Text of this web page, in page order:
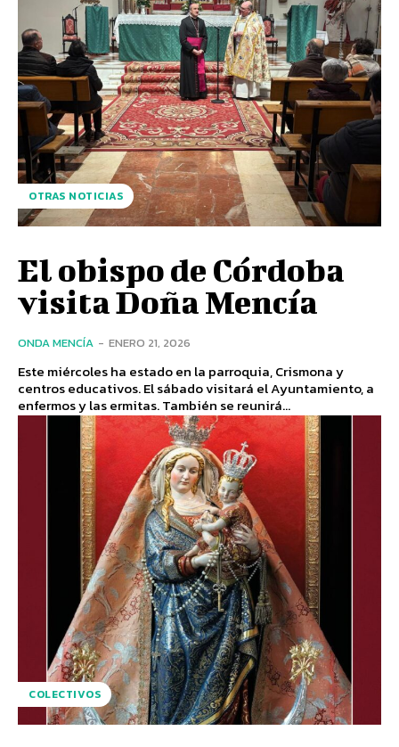
OTRAS NOTICIAS
El obispo de Córdoba
visita Doña Mencía
ONDA MENCÍA - ENERO 21, 2026
Este miércoles ha estado en la parroquia, Crismona y
centros educativos. El sábado visitará el Ayuntamiento, a
enfermos y las ermitas. También se reunirá...
COLECTIVOS